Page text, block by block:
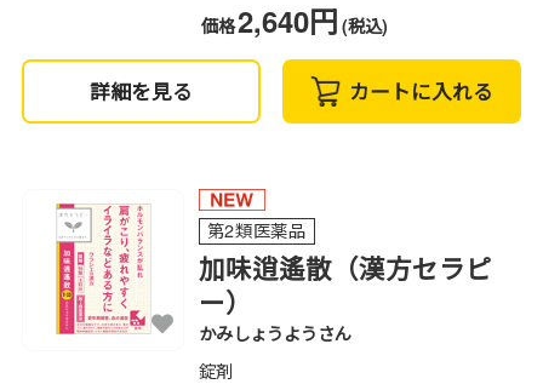
価格2,640円 (税込)
詳細を見る カートに入れる
第2類医薬品
加味逍遙散（漢方セラピ
ー）
かみしょうようさん
錠剤